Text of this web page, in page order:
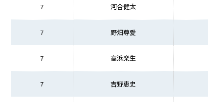
7 河合健太
7 野畑尊愛
7 高浜楽生
7 吉野恵史